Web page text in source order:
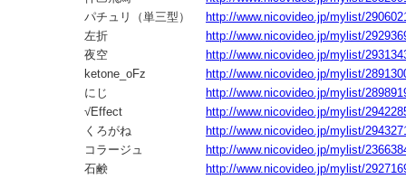
パチュリ（単三型）
http://www.nicovideo.jp/mylist/
左折
http://www.nicovideo.jp/mylist/
夜空
http://www.nicovideo.jp/mylist/
ketone_oFz
http://www.nicovideo.jp/mylist/
にじ
http://www.nicovideo.jp/mylist/
√Effect
http://www.nicovideo.jp/mylist/
くろがね
http://www.nicovideo.jp/mylist/
コラージュ
http://www.nicovideo.jp/mylist/
石鹸
http://www.nicovideo.jp/mylist/